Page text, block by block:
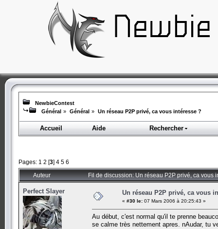
NewbieContest
Général » Général » Un réseau P2P privé, ca vous intéresse ?
Accueil Aide Rechercher
Pages: 1 2 [3] 4 5 6
Auteur Fil de discussion: Un réseau P2P privé, ca vous
Perfect Slayer Un réseau P2P privé, ca vous
« #30 le: 07 Mars 2006 à 20:25:43 »
Au début, c'est normal qu'il te prenne
se calme très nettement apres. nAudar, tu